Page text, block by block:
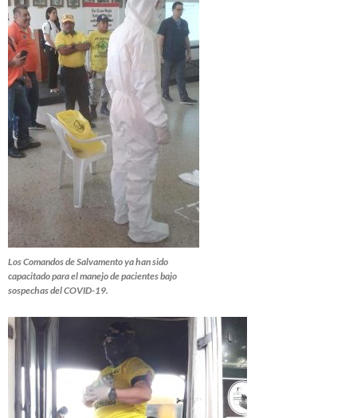
Los Comandos de Salvamento ya han sido
capacitado para el manejo de pacientes bajo
sospechas del COVID-19.